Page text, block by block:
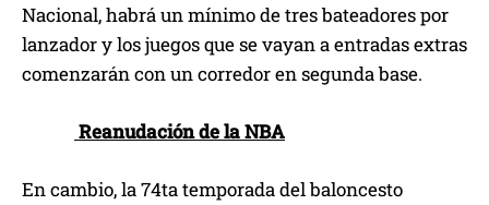
Nacional, habrá un mínimo de tres bateadores por
lanzador y los juegos que se vayan a entradas extras
comenzarán con un corredor en segunda base.
Reanudación de la NBA
En cambio, la 74ta temporada del baloncesto